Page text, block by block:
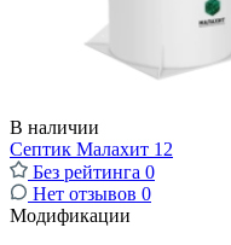
В наличии
Септик Малахит 12
Без рейтинга 0
Нет отзывов 0
Модификации